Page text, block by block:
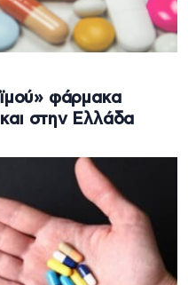
φάρμακα
στην Ελλάδα